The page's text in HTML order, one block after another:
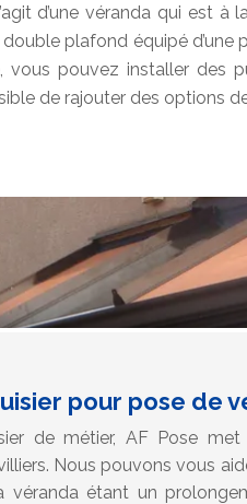
d’une véranda qui est à
plafond équipé d’une
vous pouvez installer des
de rajouter des options
pour pose de
de métier, AF Pose
Nous pouvons vous
véranda étant un